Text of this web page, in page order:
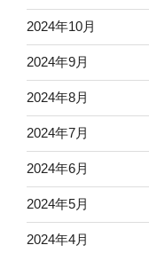
2024年10月
2024年9月
2024年8月
2024年7月
2024年6月
2024年5月
2024年4月